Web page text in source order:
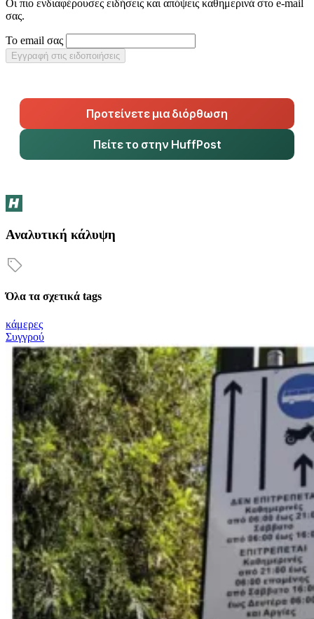
Οι πιο ενδιαφέρουσες ειδήσεις και απόψεις καθημερινά στο e-mail
σας.
Το email σας
Εγγραφή στις ειδοποιήσεις
Προτείνετε μια διόρθωση
Πείτε το στην HuffPost
Αναλυτική κάλυψη
Όλα τα σχετικά tags
κάμερες
Συγγρού